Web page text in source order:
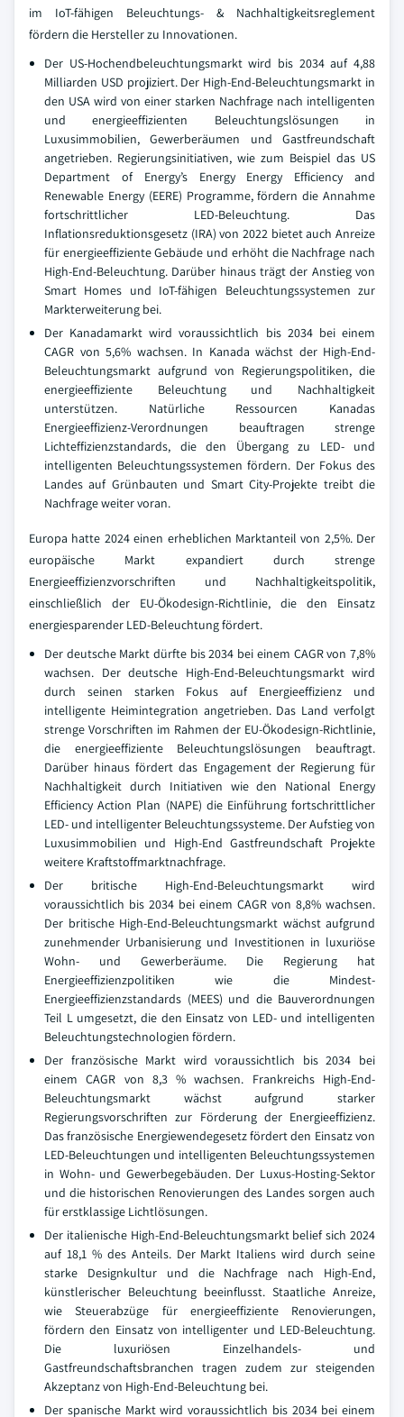
im IoT-fähigen Beleuchtungs- & Nachhaltigkeitsreglement
fördern die Hersteller zu Innovationen.
Der US-Hochendbeleuchtungsmarkt wird bis 2034 auf 4,88
Milliarden USD projiziert. Der High-End-Beleuchtungsmarkt in
den USA wird von einer starken Nachfrage nach intelligenten
und energieeffizienten Beleuchtungslösungen in
Luxusimmobilien, Gewerberäumen und Gastfreundschaft
angetrieben. Regierungsinitiativen, wie zum Beispiel das US
Department of Energy’s Energy Energy Efficiency and
Renewable Energy (EERE) Programme, fördern die Annahme
fortschrittlicher LED-Beleuchtung. Das
Inflationsreduktionsgesetz (IRA) von 2022 bietet auch Anreize
für energieeffiziente Gebäude und erhöht die Nachfrage nach
High-End-Beleuchtung. Darüber hinaus trägt der Anstieg von
Smart Homes und IoT-fähigen Beleuchtungssystemen zur
Markterweiterung bei.
Der Kanadamarkt wird voraussichtlich bis 2034 bei einem
CAGR von 5,6% wachsen. In Kanada wächst der High-End-
Beleuchtungsmarkt aufgrund von Regierungspolitiken, die
energieeffiziente Beleuchtung und Nachhaltigkeit
unterstützen. Natürliche Ressourcen Kanadas
Energieeffizienz-Verordnungen beauftragen strenge
Lichteffizienzstandards, die den Übergang zu LED- und
intelligenten Beleuchtungssystemen fördern. Der Fokus des
Landes auf Grünbauten und Smart City-Projekte treibt die
Nachfrage weiter voran.
Europa hatte 2024 einen erheblichen Marktanteil von 2,5%. Der
europäische Markt expandiert durch strenge
Energieeffizienzvorschriften und Nachhaltigkeitspolitik,
einschließlich der EU-Ökodesign-Richtlinie, die den Einsatz
energiesparender LED-Beleuchtung fördert.
Der deutsche Markt dürfte bis 2034 bei einem CAGR von 7,8%
wachsen. Der deutsche High-End-Beleuchtungsmarkt wird
durch seinen starken Fokus auf Energieeffizienz und
intelligente Heimintegration angetrieben. Das Land verfolgt
strenge Vorschriften im Rahmen der EU-Ökodesign-Richtlinie,
die energieeffiziente Beleuchtungslösungen beauftragt.
Darüber hinaus fördert das Engagement der Regierung für
Nachhaltigkeit durch Initiativen wie den National Energy
Efficiency Action Plan (NAPE) die Einführung fortschrittlicher
LED- und intelligenter Beleuchtungssysteme. Der Aufstieg von
Luxusimmobilien und High-End Gastfreundschaft Projekte
weitere Kraftstoffmarktnachfrage.
Der britische High-End-Beleuchtungsmarkt wird
voraussichtlich bis 2034 bei einem CAGR von 8,8% wachsen.
Der britische High-End-Beleuchtungsmarkt wächst aufgrund
zunehmender Urbanisierung und Investitionen in luxuriöse
Wohn- und Gewerberäume. Die Regierung hat
Energieeffizienzpolitiken wie die Mindest-
Energieeffizienzstandards (MEES) und die Bauverordnungen
Teil L umgesetzt, die den Einsatz von LED- und intelligenten
Beleuchtungstechnologien fördern.
Der französische Markt wird voraussichtlich bis 2034 bei
einem CAGR von 8,3 % wachsen. Frankreichs High-End-
Beleuchtungsmarkt wächst aufgrund starker
Regierungsvorschriften zur Förderung der Energieeffizienz.
Das französische Energiewendegesetz fördert den Einsatz von
LED-Beleuchtungen und intelligenten Beleuchtungssystemen
in Wohn- und Gewerbegebäuden. Der Luxus-Hosting-Sektor
und die historischen Renovierungen des Landes sorgen auch
für erstklassige Lichtlösungen.
Der italienische High-End-Beleuchtungsmarkt belief sich 2024
auf 18,1 % des Anteils. Der Markt Italiens wird durch seine
starke Designkultur und die Nachfrage nach High-End,
künstlerischer Beleuchtung beeinflusst. Staatliche Anreize,
wie Steuerabzüge für energieeffiziente Renovierungen,
fördern den Einsatz von intelligenter und LED-Beleuchtung.
Die luxuriösen Einzelhandels- und
Gastfreundschaftsbranchen tragen zudem zur steigenden
Akzeptanz von High-End-Beleuchtung bei.
Der spanische Markt wird voraussichtlich bis 2034 bei einem